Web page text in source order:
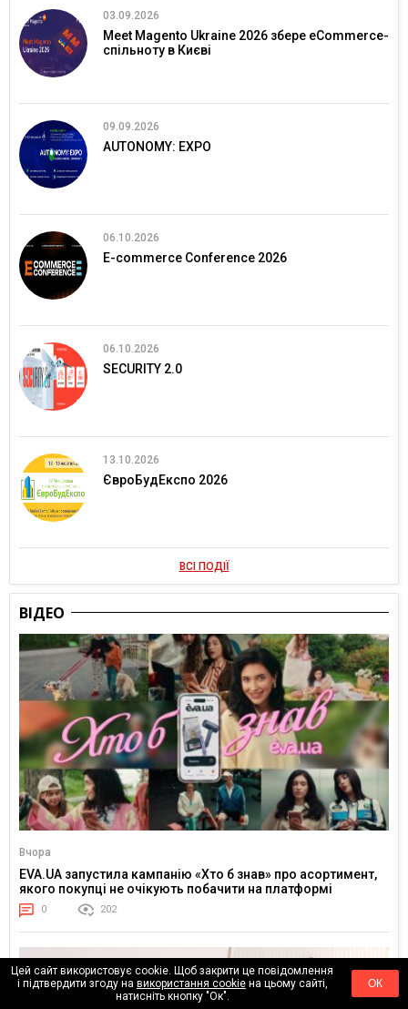
03.09.2026
Meet Magento Ukraine 2026 збере eCommerce-
спільноту в Києві
09.09.2026
AUTONOMY: EXPO
06.10.2026
E-commerce Conference 2026
06.10.2026
SECURITY 2.0
13.10.2026
ЄвроБудЕкспо 2026
ВСІ ПОДІЇ
ВІДЕО
Вчора
EVA.UA запустила кампанію «Хто б знав» про асортимент,
якого покупці не очікують побачити на платформі
0 202
Цей сайт використовує cookie. Щоб закрити це повідомлення
і підтвердити згоду на використання cookieна цьому сайті,
натисніть кнопку "Ок".
ОК